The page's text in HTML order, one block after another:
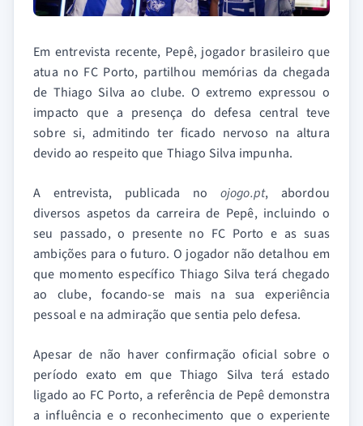
Em entrevista recente, Pepê, jogador brasileiro que
atua no FC Porto, partilhou memórias da chegada
de Thiago Silva ao clube. O extremo expressou o
impacto que a presença do defesa central teve
sobre si, admitindo ter ficado nervoso na altura
devido ao respeito que Thiago Silva impunha.
A entrevista, publicada no ojogo.pt, abordou
diversos aspetos da carreira de Pepê, incluindo o
seu passado, o presente no FC Porto e as suas
ambições para o futuro. O jogador não detalhou em
que momento específico Thiago Silva terá chegado
ao clube, focando-se mais na sua experiência
pessoal e na admiração que sentia pelo defesa.
Apesar de não haver confirmação oficial sobre o
período exato em que Thiago Silva terá estado
ligado ao FC Porto, a referência de Pepê demonstra
a influência e o reconhecimento que o experiente